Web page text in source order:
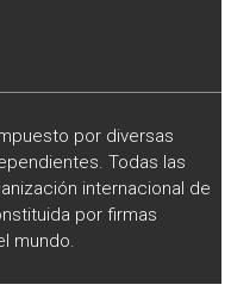
por diversas
Todas las
internacional de
por firmas
mundo.